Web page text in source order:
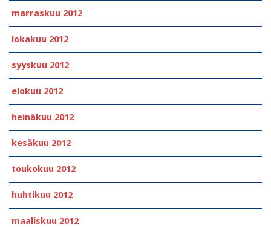
marraskuu 2012
lokakuu 2012
syyskuu 2012
elokuu 2012
heinäkuu 2012
kesäkuu 2012
toukokuu 2012
huhtikuu 2012
maaliskuu 2012